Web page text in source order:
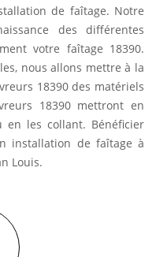
de faîtage. Notre
des différentes
votre faîtage 18390.
nous allons mettre à la
18390 des matériels
18390 mettront en
les collant. Bénéficier
installation de faîtage à
Louis.